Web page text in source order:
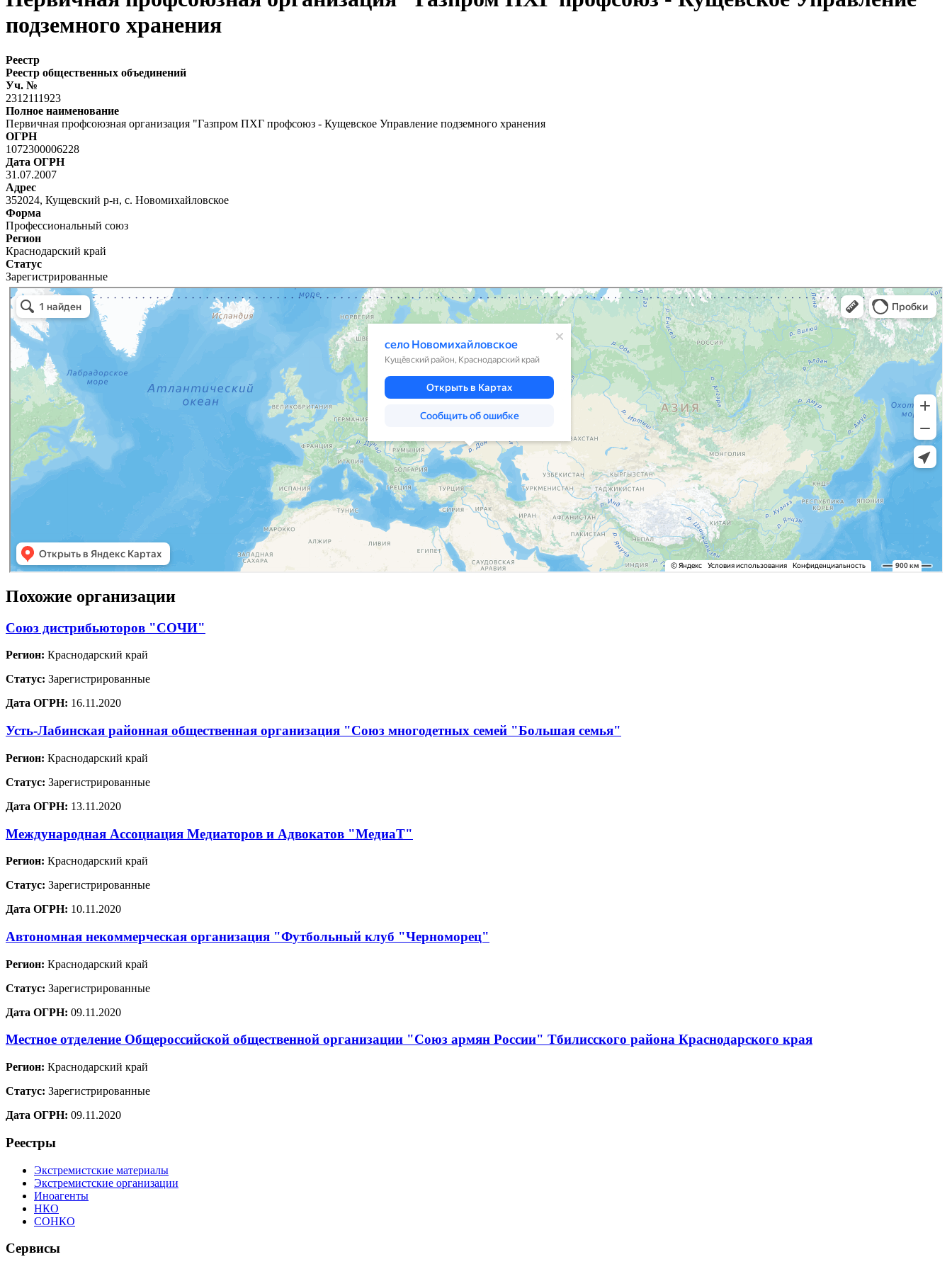
подземного хранения
Реестр
Реестр общественных объединений
Уч. №
2312111923
Полное наименование
Первичная профсоюзная организация "Газпром ПХГ профсоюз - Кущевское Управление подземного хранения
ОГРН
1072300006228
Дата ОГРН
31.07.2007
Адрес
352024, Кущевский р-н, с. Новомихайловское
Форма
Профессиональный союз
Регион
Краснодарский край
Статус
Зарегистрированные
Похожие организации
Союз дистрибьюторов "СОЧИ"
Регион: Краснодарский край
Статус: Зарегистрированные
Дата ОГРН: 16.11.2020
Усть-Лабинская районная общественная организация "Союз многодетных семей "Большая семья"
Регион: Краснодарский край
Статус: Зарегистрированные
Дата ОГРН: 13.11.2020
Международная Ассоциация Медиаторов и Адвокатов "МедиаТ"
Регион: Краснодарский край
Статус: Зарегистрированные
Дата ОГРН: 10.11.2020
Автономная некоммерческая организация "Футбольный клуб "Черноморец"
Регион: Краснодарский край
Статус: Зарегистрированные
Дата ОГРН: 09.11.2020
Местное отделение Общероссийской общественной организации "Союз армян России" Тбилисского района Краснодарского края
Регион: Краснодарский край
Статус: Зарегистрированные
Дата ОГРН: 09.11.2020
Реестры
Экстремистские материалы
Экстремистские организации
Иноагенты
НКО
СОНКО
Сервисы